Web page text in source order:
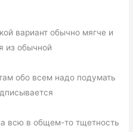
вариант обычно мягче и
из обычной
обо всем надо подумать
всю в общем-то тщетность